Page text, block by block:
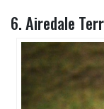
6. Airedale